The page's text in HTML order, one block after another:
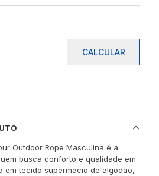
CALCULAR
Outdoor Rope Masculina é a
busca conforto e qualidade em
em tecido supermacio de algodão,